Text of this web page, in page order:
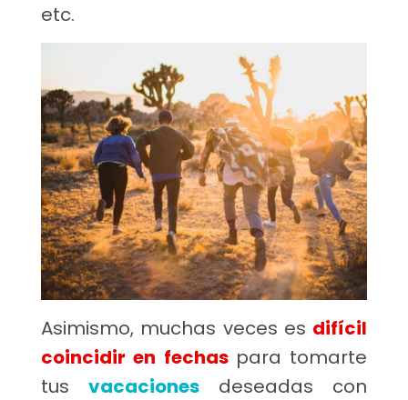
etc.
Asimismo, muchas veces es difícil
coincidir en fechas para tomarte
tus vacaciones deseadas con